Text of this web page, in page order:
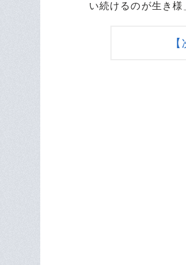
い続けるのが生き様